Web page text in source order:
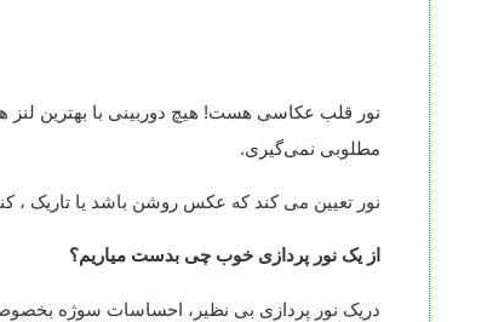
نور قلب عکاسی هست! هیچ دوربینی با بهترین
مطلوبی نمی‌گیری.
نور تعیین می کند که عکس روشن باشد یا تاریک ،
از یک نور پردازی خوب چی بدست میاریم؟
دریک نور پردازی بی نظیر، احساسات سوژه